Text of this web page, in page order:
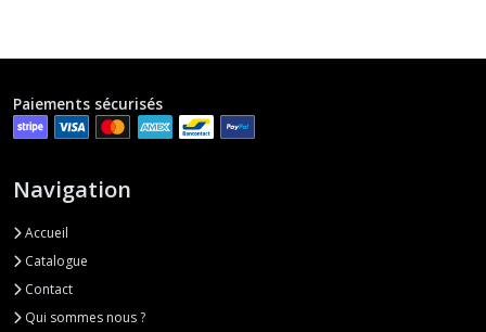
Paiements sécurisés
Navigation
Accueil
Catalogue
Contact
Qui sommes nous ?